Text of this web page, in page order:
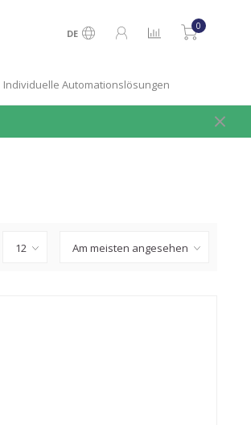
DE
0
Individuelle Automationslösungen